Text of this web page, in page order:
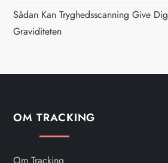
g
a
t
o
n
Sådan Kan Tryghedsscanning Give
Graviditeten
OM TRACKING